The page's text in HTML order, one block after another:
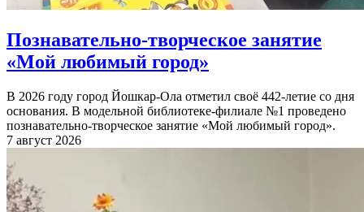
Познавательно-творческое занятие
«Мой любимый город»
В 2026 году город Йошкар-Ола отметил своё 442-летие со дня
основания. В модельной библиотеке-филиале №1 проведено
познавательно-творческое занятие «Мой любимый город».
7 август 2026